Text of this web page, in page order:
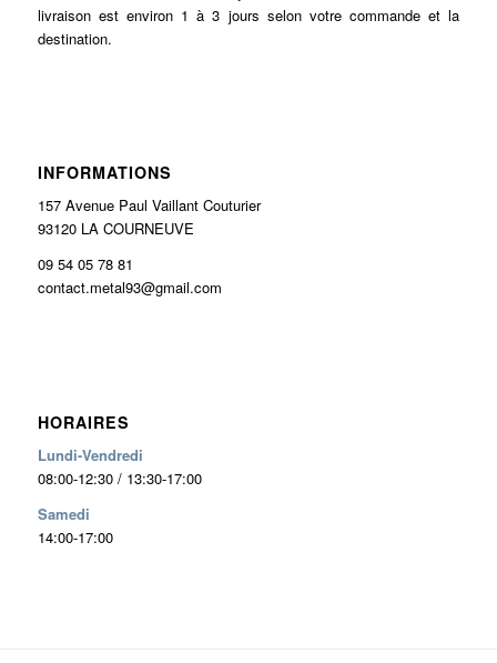
livraison est environ 1 à 3 jours selon votre commande et la
destination.
INFORMATIONS
157 Avenue Paul Vaillant Couturier
93120 LA COURNEUVE
09 54 05 78 81
contact.metal93@gmail.com
HORAIRES
Lundi-Vendredi
08:00-12:30 / 13:30-17:00
Samedi
14:00-17:00